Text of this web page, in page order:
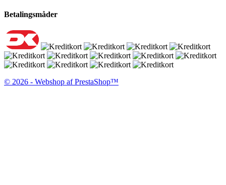
Betalingsmåder
© 2026 - Webshop af PrestaShop™